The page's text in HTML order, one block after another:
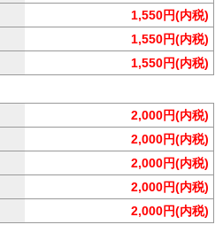
1,550円(内税)
1,550円(内税)
1,550円(内税)
2,000円(内税)
2,000円(内税)
2,000円(内税)
2,000円(内税)
2,000円(内税)